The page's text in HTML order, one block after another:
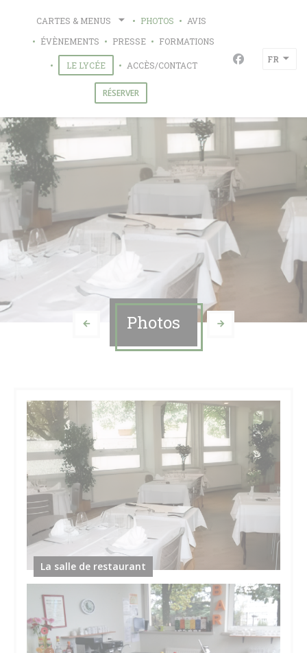
CARTES & MENUS PHOTOS
AVIS
ÉVÈNEMENTS
PRESSE FORMATIONS
LE LYCÉE((OUVRE UNE NOUVELLE FENÊTRE))
ACCÈS/CONTACT
RÉSERVER
Facebook
FR
Photos
La salle de restaurant